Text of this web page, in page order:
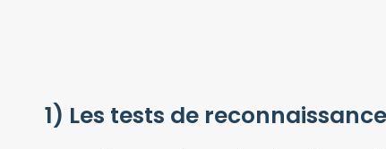
1) Les tests de reconnaissance